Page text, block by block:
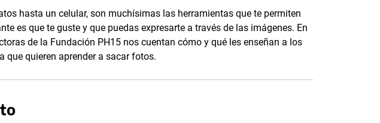
hasta un celular, son muchísimas las herramientas que te permiten
es que te guste y que puedas expresarte a través de las imágenes. En
de la Fundación PH15 nos cuentan cómo y qué les enseñan a los
que quieren aprender a sacar fotos.